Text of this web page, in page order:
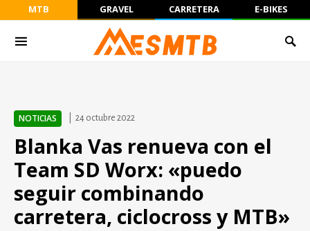
MTB GRAVEL CARRETERA E-BIKES
NOTICIAS 24 octubre 2022
Blanka Vas renueva con el
Team SD Worx: «puedo
seguir combinando
carretera, ciclocross y MTB»